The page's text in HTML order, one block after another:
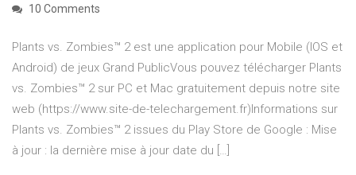
10 Comments
Plants vs. Zombies™ 2 est une application pour Mobile (IOS et
Android) de jeux Grand PublicVous pouvez télécharger Plants
vs. Zombies™ 2 sur PC et Mac gratuitement depuis notre site
web (https://www.site-de-telechargement.fr)Informations sur
Plants vs. Zombies™ 2 issues du Play Store de Google : Mise
à jour : la dernière mise à jour date du […]